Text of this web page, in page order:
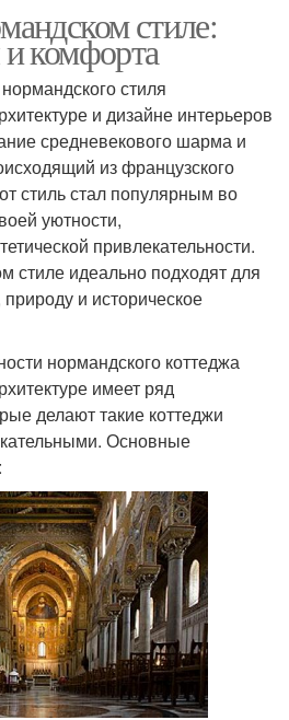
стиле:
комфорта
стиля
и дизайне интерьеров
средневекового шарма и
из французского
стиль стал популярным во
уютности,
привлекательности.
стиле идеально подходят для
и историческое
нормандского коттеджа
имеет ряд
делают такие коттеджи
Основные